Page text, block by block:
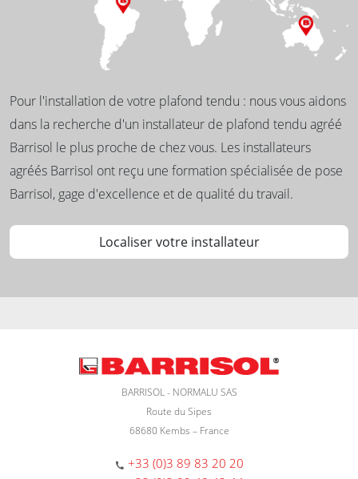
Pour l'installation de votre plafond tendu : nous vous aidons
dans la recherche d'un installateur de plafond tendu agréé
Barrisol le plus proche de chez vous. Les installateurs
agréés Barrisol ont reçu une formation spécialisée de pose
Barrisol, gage d'excellence et de qualité du travail.
Localiser votre installateur
BARRISOL - NORMALU SAS
Route du Sipes
68680 Kembs – France
+33 (0)3 89 83 20 20